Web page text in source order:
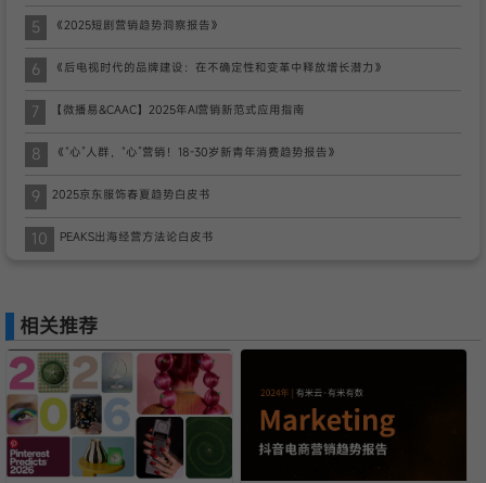
5 《2025短剧营销趋势洞察报告》
6 《后电视时代的品牌建设：在不确定性和变革中释放增长潜力》
7 【微播易&CAAC】2025年AI营销新范式应用指南
8 《“心”人群，“心”营销！18-30岁新青年消费趋势报告》
9 2025京东服饰春夏趋势白皮书
10 PEAKS出海经营方法论白皮书
相关推荐